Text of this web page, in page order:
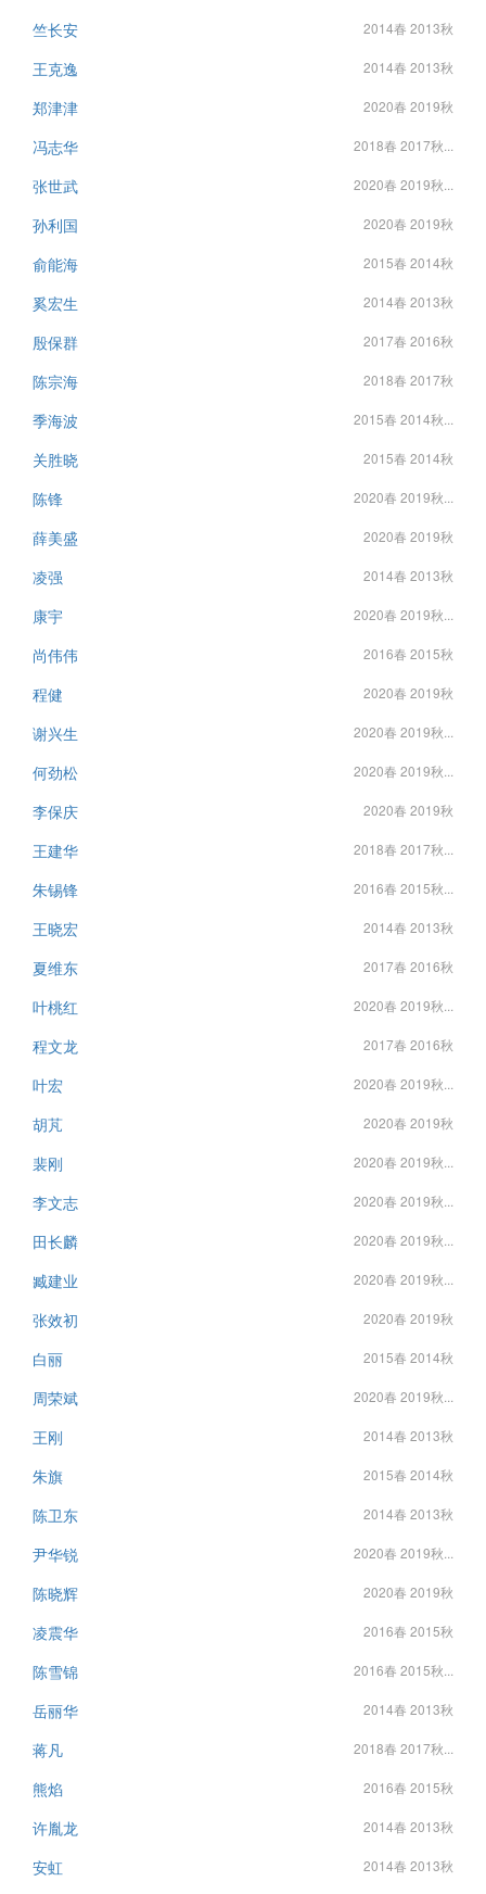
竺长安
2014春 2013秋
王克逸 2014春 2013秋
郑津津 2020春 2019秋
冯志华 2018春 2017秋...
张世武 2020春 2019秋...
孙利国 2020春 2019秋
俞能海 2015春 2014秋
奚宏生 2014春 2013秋
殷保群 2017春 2016秋
陈宗海 2018春 2017秋
季海波 2015春 2014秋...
关胜晓 2015春 2014秋
陈锋 2020春 2019秋...
薛美盛 2020春 2019秋
凌强 2014春 2013秋
康宇 2020春 2019秋...
尚伟伟 2016春 2015秋
程健 2020春 2019秋
谢兴生 2020春 2019秋...
何劲松 2020春 2019秋...
李保庆 2020春 2019秋
王建华 2018春 2017秋...
朱锡锋 2016春 2015秋...
王晓宏 2014春 2013秋
夏维东 2017春 2016秋
叶桃红 2020春 2019秋...
程文龙 2017春 2016秋
叶宏 2020春 2019秋...
胡芃 2020春 2019秋
裴刚 2020春 2019秋...
李文志 2020春 2019秋...
田长麟 2020春 2019秋...
臧建业 2020春 2019秋...
张效初 2020春 2019秋
白丽 2015春 2014秋
周荣斌 2020春 2019秋...
王刚 2014春 2013秋
朱旗 2015春 2014秋
陈卫东 2014春 2013秋
尹华锐 2020春 2019秋...
陈晓辉 2020春 2019秋
凌震华 2016春 2015秋
陈雪锦 2016春 2015秋...
岳丽华 2014春 2013秋
蒋凡 2018春 2017秋...
熊焰 2016春 2015秋
许胤龙 2014春 2013秋
安虹 2014春 2013秋